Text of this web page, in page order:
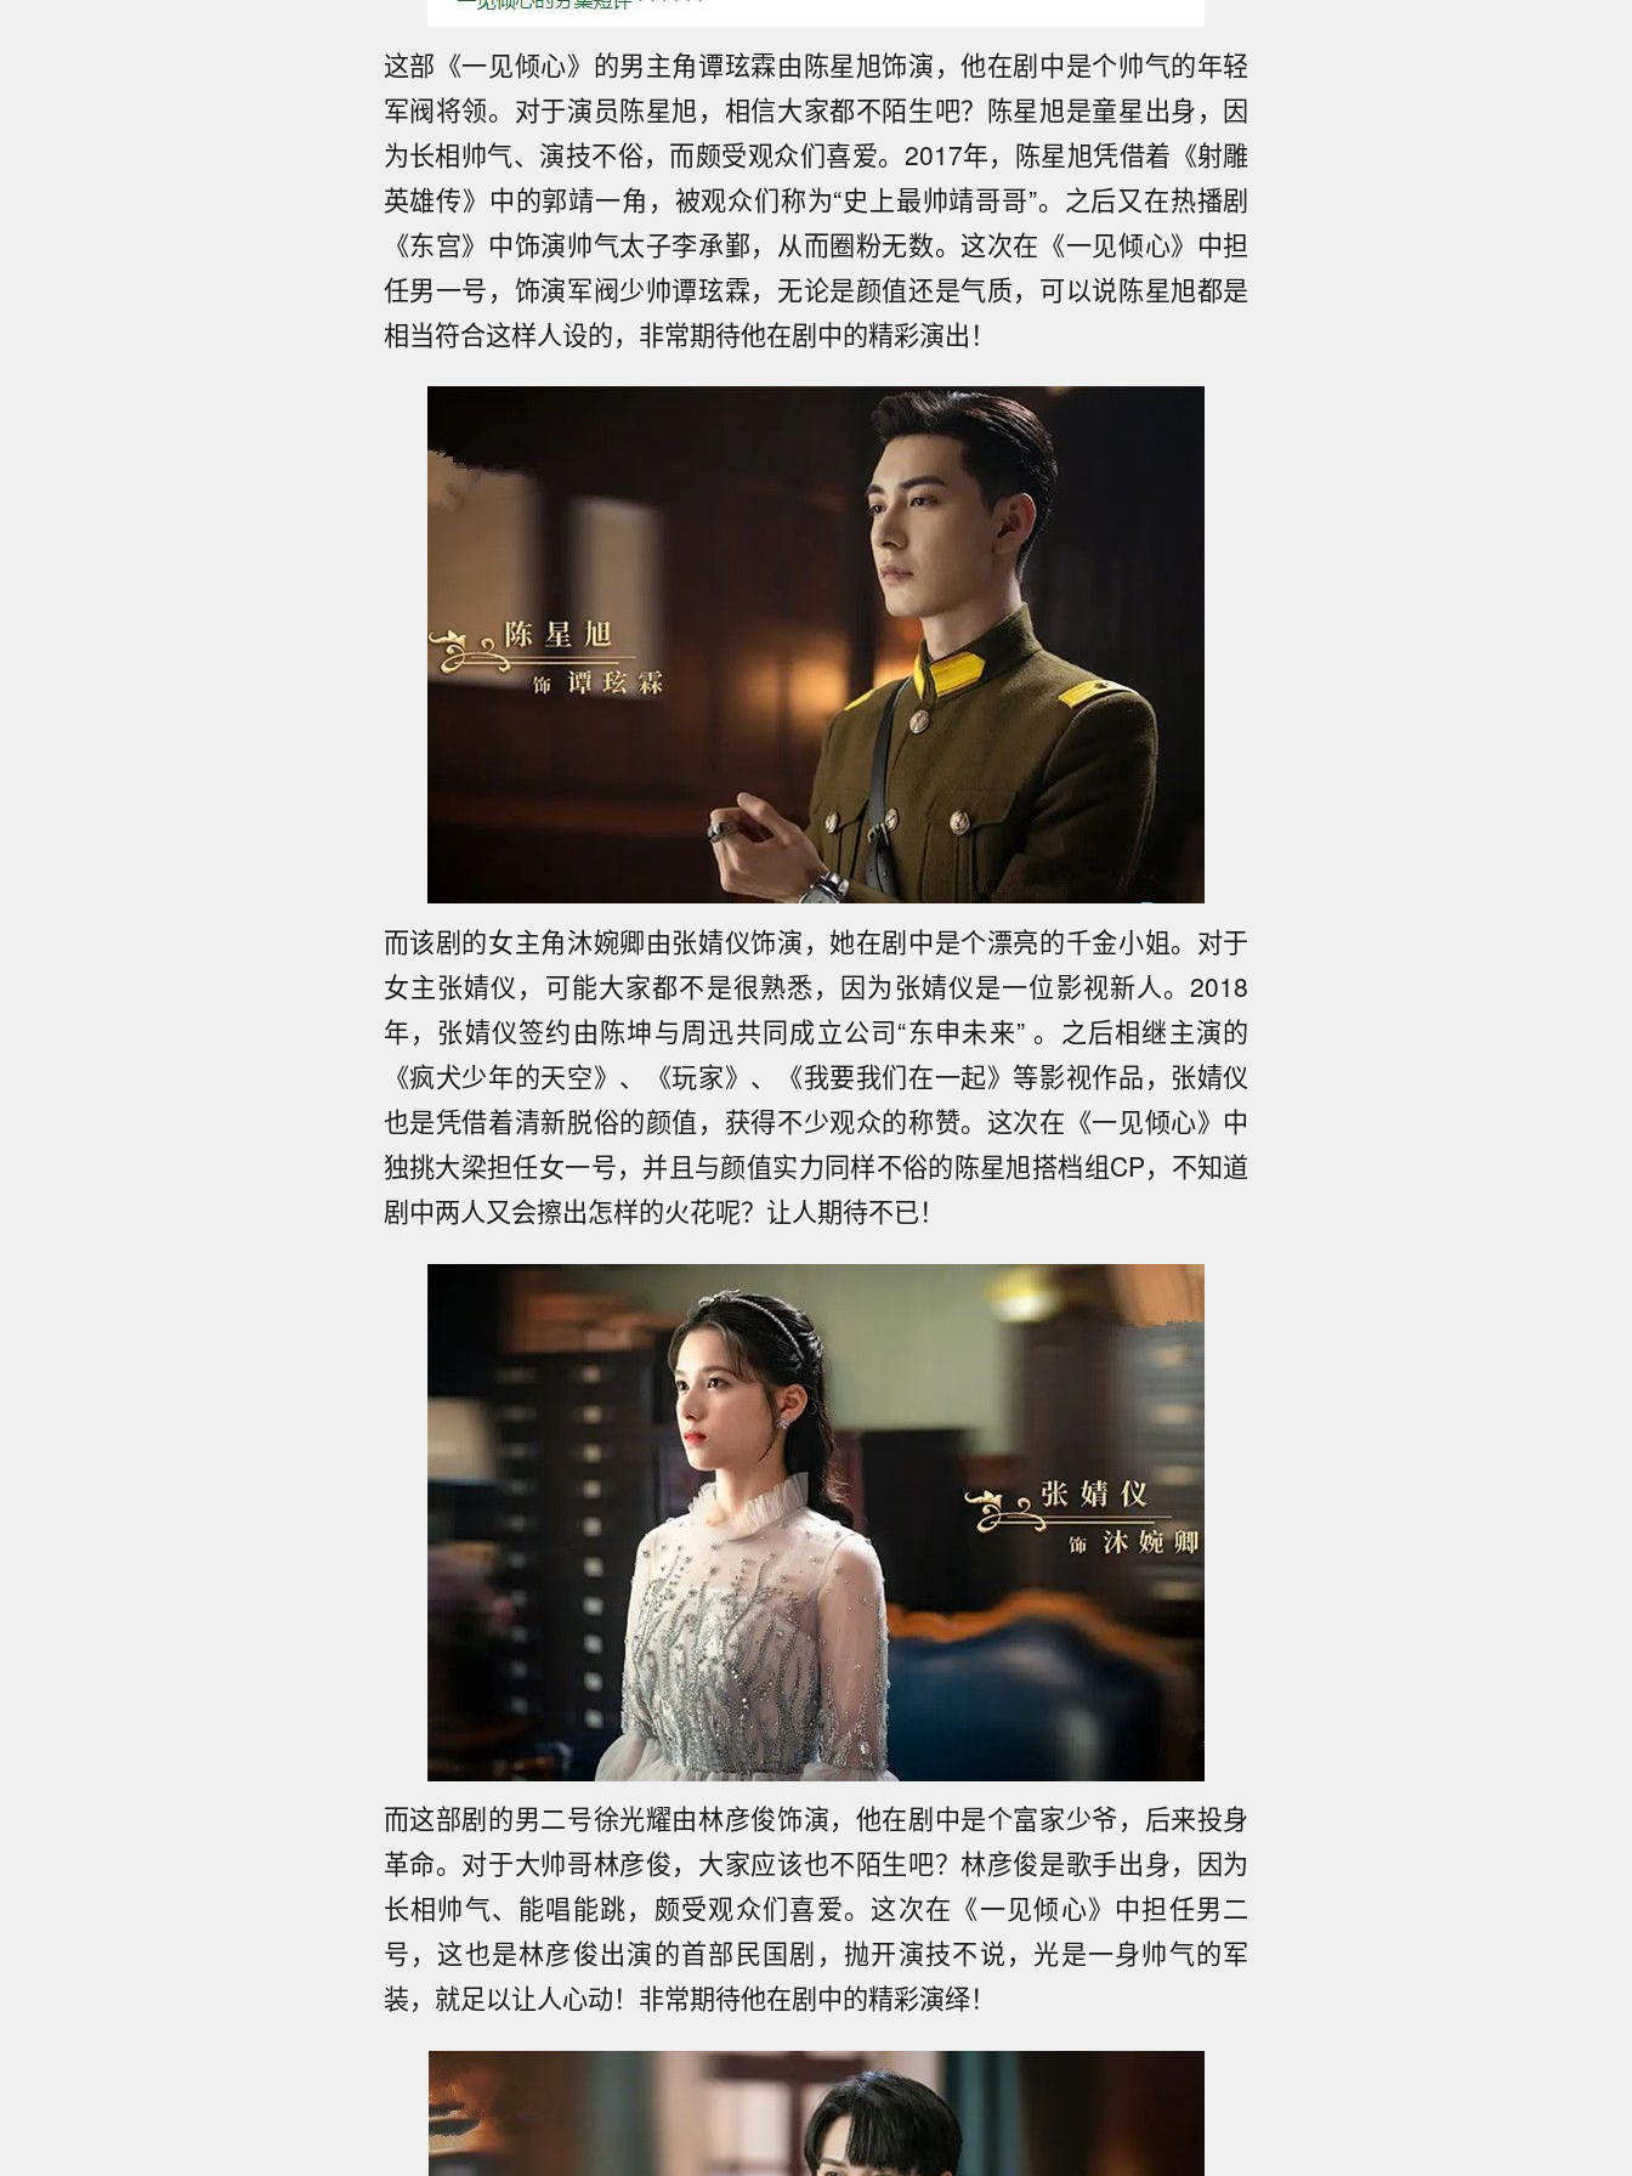
这部《一见倾心》的男主角谭玹霖由陈星旭饰演，他在剧中是个帅气的年轻
军阀将领。对于演员陈星旭，相信大家都不陌生吧？陈星旭是童星出身，因
为长相帅气、演技不俗，而颇受观众们喜爱。2017年，陈星旭凭借着《射雕
英雄传》中的郭靖一角，被观众们称为“史上最帅靖哥哥”。之后又在热播剧
《东宫》中饰演帅气太子李承鄞，从而圈粉无数。这次在《一见倾心》中担
任男一号，饰演军阀少帅谭玹霖，无论是颜值还是气质，可以说陈星旭都是
相当符合这样人设的，非常期待他在剧中的精彩演出！
而该剧的女主角沐婉卿由张婧仪饰演，她在剧中是个漂亮的千金小姐。对于
女主张婧仪，可能大家都不是很熟悉，因为张婧仪是一位影视新人。2018
年，张婧仪签约由陈坤与周迅共同成立公司“东申未来” 。之后相继主演的
《疯犬少年的天空》、《玩家》、《我要我们在一起》等影视作品，张婧仪
也是凭借着清新脱俗的颜值，获得不少观众的称赞。这次在《一见倾心》中
独挑大梁担任女一号，并且与颜值实力同样不俗的陈星旭搭档组CP，不知道
剧中两人又会擦出怎样的火花呢？让人期待不已！
而这部剧的男二号徐光耀由林彦俊饰演，他在剧中是个富家少爷，后来投身
革命。对于大帅哥林彦俊，大家应该也不陌生吧？林彦俊是歌手出身，因为
长相帅气、能唱能跳，颇受观众们喜爱。这次在《一见倾心》中担任男二
号，这也是林彦俊出演的首部民国剧，抛开演技不说，光是一身帅气的军
装，就足以让人心动！非常期待他在剧中的精彩演绎！